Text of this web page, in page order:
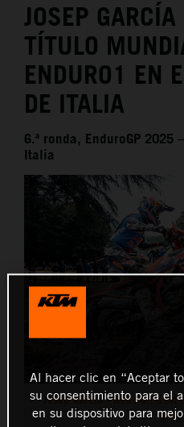
JOSEP
TÍTULO
ENDURO1 EN
DE ITALIA
6.ª ronda, EnduroGP 2025
Italia
Josep Garcia - Red Bull KTM
Italy
Al hacer clic en “Aceptar
su consentimiento para el
en su dispositivo para